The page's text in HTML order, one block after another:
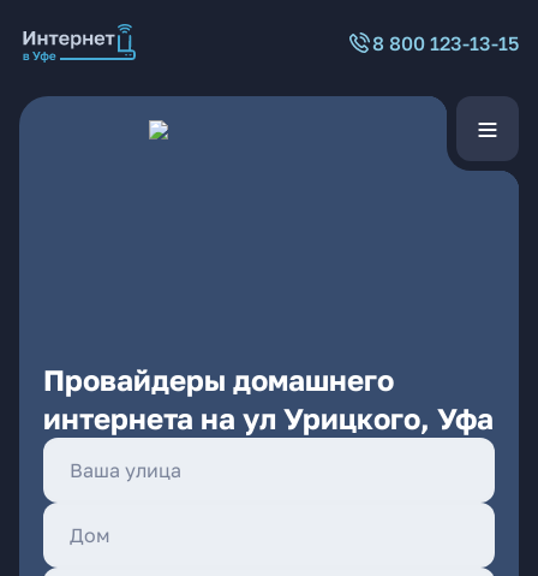
8 800 123-13-15
Провайдеры домашнего
интернета на ул Урицкого, Уфа